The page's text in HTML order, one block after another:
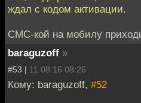
ждал с кодом активации.
СМС-кой на мобилу
baraguzoff »
#53 | 11.08.16 08:26
Кому: baraguzoff, #52